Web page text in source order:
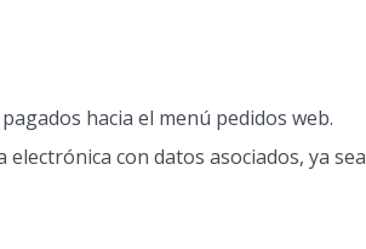
hacia el menú pedidos web.
con datos asociados, ya sea